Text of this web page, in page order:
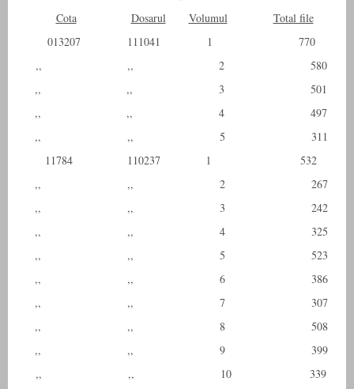
Cota Dosarul Volumul
Total file
013207 111041 1 770
,, ,, 2 580
,, ,, 3 501
,, ,, 4 497
,, ,, 5 311
11784 110237 l 532
,, ,, 2 267
,, ,, 3 242
,, ,, 4 325
,, ,, 5 523
,, ,, 6 386
,, ,, 7 307
,, ,, 8 508
,, ,, 9 399
,, ,, 10 339